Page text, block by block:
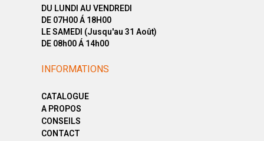
DU LUNDI AU VENDREDI
DE 07H00 Á 18H00
LE SAMEDI (Jusqu'au 31 Août)
DE 08h00 Á 14h00
INFORMATIONS
CATALOGUE
A PROPOS
CONSEILS
CONTACT